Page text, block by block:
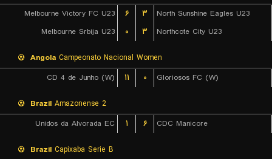
Melbourne Victory FC U23
۶ ۳
North Sunshine Eagles U23
Melbourne Srbija U23
۰ ۳ Northcote City U23
Angola Campeonato Nacional Women
CD 4 de Junho (W)
۱۱ ۰ Gloriosos FC (W)
Brazil Amazonense 2
Unidos da Alvorada EC
۱ ۶ CDC Manicore
Brazil Capixaba Serie B